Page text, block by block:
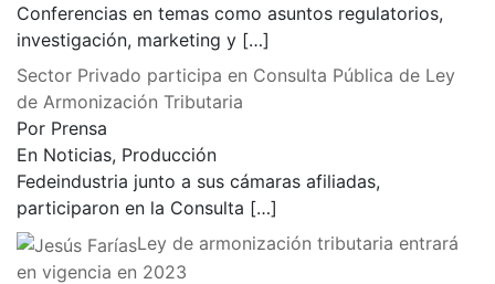
Conferencias en temas como asuntos regulatorios,
investigación, marketing y […]
Sector Privado participa en Consulta Pública de Ley
de Armonización Tributaria
Por Prensa
En Noticias, Producción
Fedeindustria junto a sus cámaras afiliadas,
participaron en la Consulta […]
Ley de armonización tributaria entrará
en vigencia en 2023